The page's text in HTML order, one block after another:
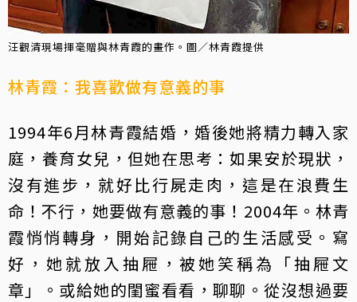
汪觀清現場揮毫贈與林青霞的畫作。圖／林青霞提供
林青霞：我喜歡做有意義的事
1994年6月林青霞結婚，婚後她將精力轉入家
庭，養育女兒，但她在思考：如果安於現狀，
沒有進步，就好比行屍走肉，這是在浪費生
命！不行，她要做有意義的事！2004年。林青
霞悄悄轉身，開始記錄自己的生活感受。寫
好，她就放入抽屜，被她笑稱為「抽屜文
章」。或給她的閨蜜看看，聊聊。從沒想過要